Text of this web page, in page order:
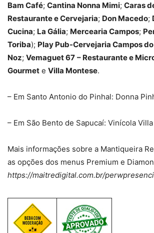
Bam Café; Cantina Nonna Mimi; Caras
Restaurante e Cervejaria; Don Macedo;
Cucina; La Gália; Mercearia Campos;
Toriba); Play Pub-Cervejaria Campos
Noz; Vemaguet 67 – Restaurante e
Gourmet e Villa Montese.
– Em Santo Antonio do Pinhal: Donna
– Em São Bento de Sapucaí: Vinícola
Mais informações sobre a Mantiqueira
as opções dos menus Premium e
https://maitredigital.com.br/